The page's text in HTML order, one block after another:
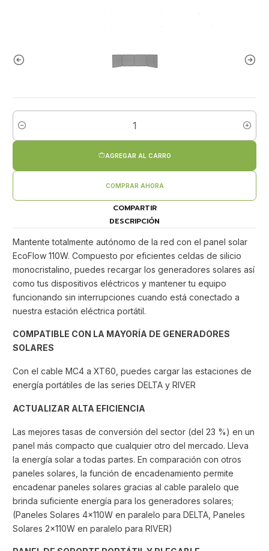
Cantidad
AGREGAR AL CARRO
COMPRAR AHORA
COMPARTIR
DESCRIPCIÓN
Mantente totalmente autónomo de la red con el panel solar
EcoFlow 110W. Compuesto por eficientes celdas de silicio
monocristalino, puedes recargar los generadores solares así
como tus dispositivos eléctricos y mantener tu equipo
funcionando sin interrupciones cuando está conectado a
nuestra estación eléctrica portátil.
COMPATIBLE CON LA MAYORÍA DE GENERADORES
SOLARES
Con el cable MC4 a XT60, puedes cargar las estaciones de
energía portátiles de las series DELTA y RIVER
ACTUALIZAR ALTA EFICIENCIA
Las mejores tasas de conversión del sector (del 23 %) en un
panel más compacto que cualquier otro del mercado. Lleva
la energía solar a todas partes. En comparación con otros
paneles solares, la función de encadenamiento permite
encadenar paneles solares gracias al cable paralelo que
brinda suficiente energía para los generadores solares;
(Paneles Solares 4x110W en paralelo para DELTA, Paneles
Solares 2x110W en paralelo para RIVER)